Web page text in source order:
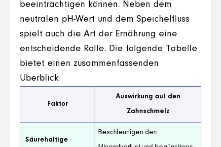
beeinträchtigen können. Neben dem
neutralen pH-Wert und dem Speichelfluss
spielt auch die Art der Ernährung eine
entscheidende Rolle. Die folgende Tabelle
bietet einen zusammenfassenden
Überblick:
Faktor
Auswirkung auf den
Zahnschmelz
Säurehaltige
Beschleunigen den